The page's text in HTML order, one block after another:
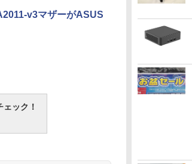
v3マザーがASUS
ック！